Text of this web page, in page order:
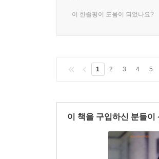
이 한줄평이 도움이 되었나요?
1 2 3 4 5
이 책을 구입하신 분들이